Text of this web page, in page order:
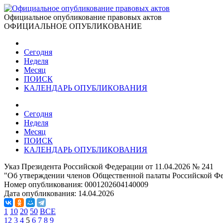
Официальное опубликование правовых актов
ОФИЦИАЛЬНОЕ ОПУБЛИКОВАНИЕ
Сегодня
Неделя
Месяц
ПОИСК
КАЛЕНДАРЬ ОПУБЛИКОВАНИЯ
Сегодня
Неделя
Месяц
ПОИСК
КАЛЕНДАРЬ ОПУБЛИКОВАНИЯ
Указ Президента Российской Федерации от 11.04.2026 № 241
"Об утверждении членов Общественной палаты Российской
Номер опубликования: 0001202604140009
Дата опубликования: 14.04.2026
1 10 20 50 ВСЕ
1 2 3 4 5 6 7 8 9